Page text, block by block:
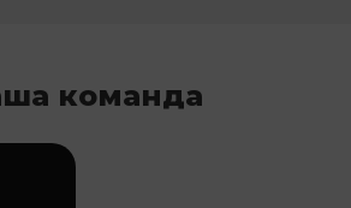
команда